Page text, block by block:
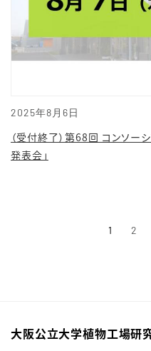
2025年8月6日
（受付終了）第68回 コンソー
発表会」
1 2
大阪公立大学植物工場研